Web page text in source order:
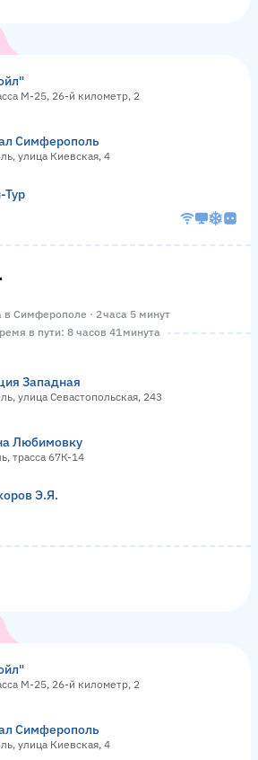
М-25, 26-й километр, 2
Симферополь
улица Киевская, 4
Тур
в Симферополе · 2 часа 5 минут
в пути: 8 часов 41 минута
Западная
улица Севастопольская, 243
Любимовку
трасса 67К-14
Э.Я.
М-25, 26-й километр, 2
Симферополь
улица Киевская, 4